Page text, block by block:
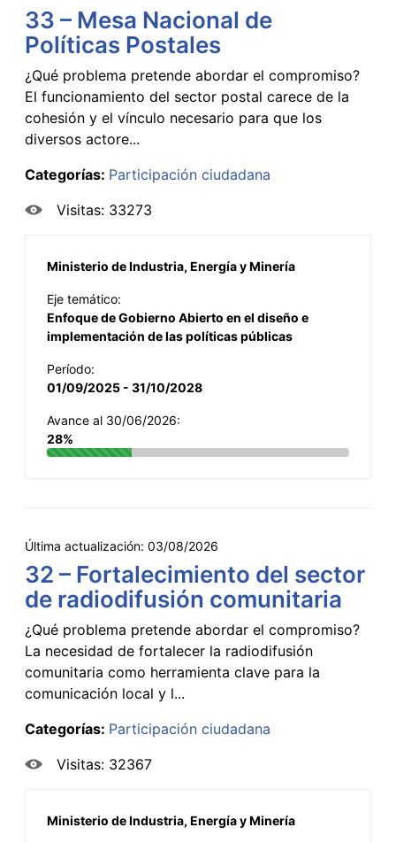
33 – Mesa Nacional de
Políticas Postales
¿Qué problema pretende abordar el compromiso?
El funcionamiento del sector postal carece de la
cohesión y el vínculo necesario para que los
diversos actore...
Categorías: Participación ciudadana
Visitas: 33273
Ministerio de Industria, Energía y Minería
Eje temático:
Enfoque de Gobierno Abierto en el diseño e
implementación de las políticas públicas
Período:
01/09/2025 - 31/10/2028
Avance al 30/06/2026:
28%
Última actualización: 03/08/2026
32 – Fortalecimiento del sector
de radiodifusión comunitaria
¿Qué problema pretende abordar el compromiso?
La necesidad de fortalecer la radiodifusión
comunitaria como herramienta clave para la
comunicación local y l...
Categorías: Participación ciudadana
Visitas: 32367
Ministerio de Industria, Energía y Minería